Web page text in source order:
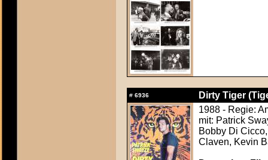
# 6936
Dirty Tiger
1988 - Regie:
mit: Patrick
Bobby Di
Claven, Kevin